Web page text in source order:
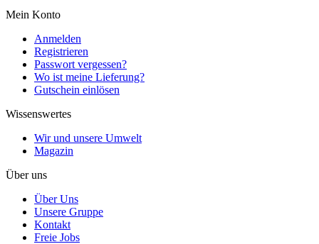
Mein Konto
Anmelden
Registrieren
Passwort vergessen?
Wo ist meine Lieferung?
Gutschein einlösen
Wissenswertes
Wir und unsere Umwelt
Magazin
Über uns
Über Uns
Unsere Gruppe
Kontakt
Freie Jobs